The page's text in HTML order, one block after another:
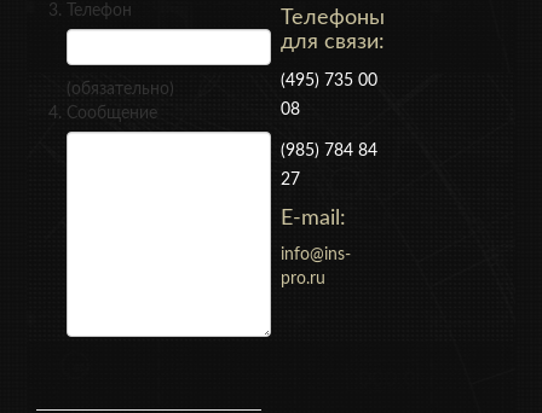
Телефон
(обязательно)
Сообщение
Телефоны
для связи:
(495) 735 00
08
(985) 784 84
27
E-mail:
info@ins-
pro.ru